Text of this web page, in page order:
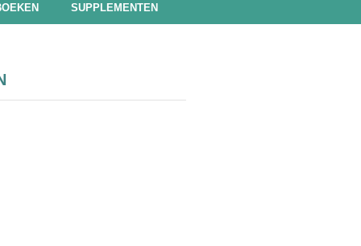
SUPPLEMENTEN